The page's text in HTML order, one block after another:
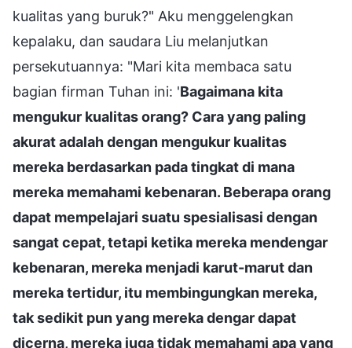
kualitas yang buruk?" Aku menggelengkan
kepalaku, dan saudara Liu melanjutkan
persekutuannya: "Mari kita membaca satu
bagian firman Tuhan ini: 'Bagaimana kita
mengukur kualitas orang? Cara yang paling
akurat adalah dengan mengukur kualitas
mereka berdasarkan pada tingkat di mana
mereka memahami kebenaran. Beberapa orang
dapat mempelajari suatu spesialisasi dengan
sangat cepat, tetapi ketika mereka mendengar
kebenaran, mereka menjadi karut-marut dan
mereka tertidur, itu membingungkan mereka,
tak sedikit pun yang mereka dengar dapat
dicerna, mereka juga tidak memahami apa yang